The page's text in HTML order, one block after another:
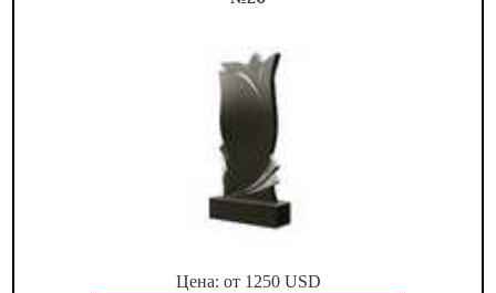
Цена: от 1250USD